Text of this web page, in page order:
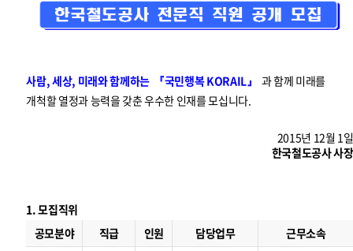
사람, 세상, 미래와 함께하는 『국민행복 KORAIL』
과 함께 미래를
개척할 열정과 능력을 갖춘 우수한 인재를 모십니다.
2015년 12월 1일
한국철도공사 사장
1. 모집직위
공모분야 직급 인원 담당업무 근무소속